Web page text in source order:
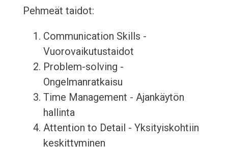
Pehmeät taidot:
Communication Skills -
Vuorovaikutustaidot
Problem-solving -
Ongelmanratkaisu
Time Management - Ajankäytön
hallinta
Attention to Detail - Yksityiskohtiin
keskittyminen